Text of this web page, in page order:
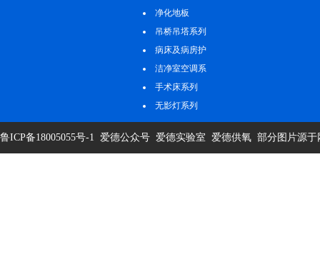
净化地板
吊桥吊塔系列
病床及病房护
理系列洁净室空调系
统
手术床系列
无影灯系列
鲁ICP备18005055号-1 爱德公众号 爱德实验室 爱德供氧 部分图片源